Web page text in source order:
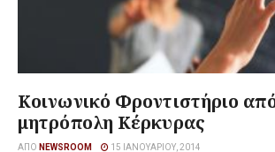
Κοινωνικό Φροντιστήριο
μητρόπολη Κέρκυρας
ΑΠΌ NEWSROOM 15 ΙΑΝΟΥΑΡΊΟΥ, 2014